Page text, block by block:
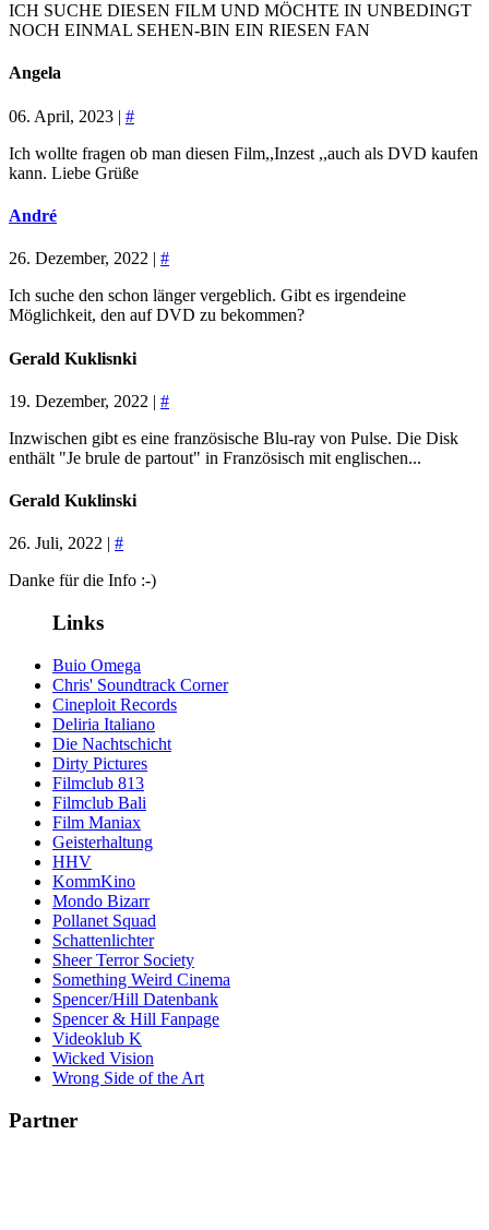
ICH SUCHE DIESEN FILM UND MÖCHTE IN UNBEDINGT
NOCH EINMAL SEHEN-BIN EIN RIESEN FAN
Angela
06. April, 2023 | #
Ich wollte fragen ob man diesen Film,,Inzest ,,auch als DVD kaufen
kann. Liebe Grüße
André
26. Dezember, 2022 | #
Ich suche den schon länger vergeblich. Gibt es irgendeine
Möglichkeit, den auf DVD zu bekommen?
Gerald Kuklisnki
19. Dezember, 2022 | #
Inzwischen gibt es eine französische Blu-ray von Pulse. Die Disk
enthält "Je brule de partout" in Französisch mit englischen...
Gerald Kuklinski
26. Juli, 2022 | #
Danke für die Info :-)
Links
Buio Omega
Chris' Soundtrack Corner
Cineploit Records
Deliria Italiano
Die Nachtschicht
Dirty Pictures
Filmclub 813
Filmclub Bali
Film Maniax
Geisterhaltung
HHV
KommKino
Mondo Bizarr
Pollanet Squad
Schattenlichter
Sheer Terror Society
Something Weird Cinema
Spencer/Hill Datenbank
Spencer & Hill Fanpage
Videoklub K
Wicked Vision
Wrong Side of the Art
Partner